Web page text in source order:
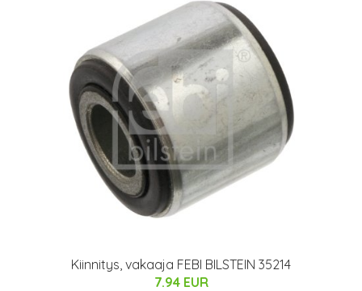
Kiinnitys, vakaaja FEBI BILSTEIN 35214
7.94 EUR